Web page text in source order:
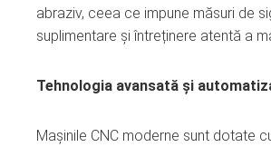
abraziv, ceea ce impune măsuri de
suplimentare și întreținere atentă a
Tehnologia avansată și
Mașinile CNC moderne sunt dotate